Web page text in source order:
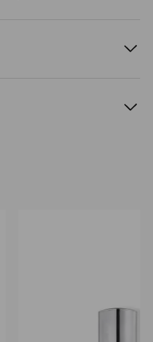
средство